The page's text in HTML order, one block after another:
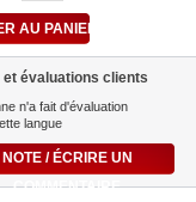
et évaluations clients
n'a fait d'évaluation
langue
NOTE / ÉCRIRE UN
COMMENTAIRE